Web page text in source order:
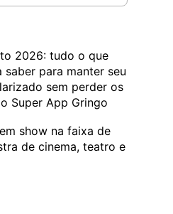
2026: tudo o que
saber para manter seu
sem perder os
Super App Gringo
show na faixa de
de cinema, teatro e